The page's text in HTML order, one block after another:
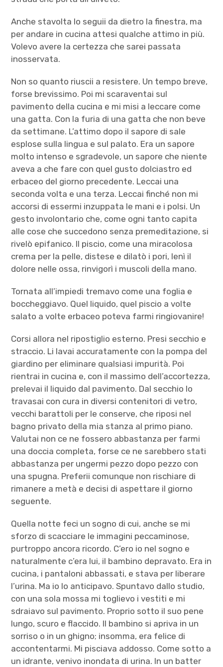
Anche stavolta lo seguii da dietro la finestra, ma
per andare in cucina attesi qualche attimo in più.
Volevo avere la certezza che sarei passata
inosservata.
Non so quanto riuscii a resistere. Un tempo breve,
forse brevissimo. Poi mi scaraventai sul
pavimento della cucina e mi misi a leccare come
una gatta. Con la furia di una gatta che non beve
da settimane. L’attimo dopo il sapore di sale
esplose sulla lingua e sul palato. Era un sapore
molto intenso e sgradevole, un sapore che niente
aveva a che fare con quel gusto dolciastro ed
erbaceo del giorno precedente. Leccai una
seconda volta e una terza. Leccai finché non mi
accorsi di essermi inzuppata le mani e i polsi. Un
gesto involontario che, come ogni tanto capita
alle cose che succedono senza premeditazione, si
rivelò epifanico. Il piscio, come una miracolosa
crema per la pelle, distese e dilatò i pori, lenì il
dolore nelle ossa, rinvigorì i muscoli della mano.
Tornata all’impiedi tremavo come una foglia e
boccheggiavo. Quel liquido, quel piscio a volte
salato a volte erbaceo poteva farmi ringiovanire!
Corsi allora nel ripostiglio esterno. Presi secchio e
straccio. Li lavai accuratamente con la pompa del
giardino per eliminare qualsiasi impurità. Poi
rientrai in cucina e, con il massimo dell’accortezza,
prelevai il liquido dal pavimento. Dal secchio lo
travasai con cura in diversi contenitori di vetro,
vecchi barattoli per le conserve, che riposi nel
bagno privato della mia stanza al primo piano.
Valutai non ce ne fossero abbastanza per farmi
una doccia completa, forse ce ne sarebbero stati
abbastanza per ungermi pezzo dopo pezzo con
una spugna. Preferii comunque non rischiare di
rimanere a metà e decisi di aspettare il giorno
seguente.
Quella notte feci un sogno di cui, anche se mi
sforzo di scacciare le immagini peccaminose,
purtroppo ancora ricordo. C’ero io nel sogno e
naturalmente c’era lui, il bambino depravato. Era in
cucina, i pantaloni abbassati, e stava per liberare
l’urina. Ma io lo anticipavo. Spuntavo dallo studio,
con una sola mossa mi toglievo i vestiti e mi
sdraiavo sul pavimento. Proprio sotto il suo pene
lungo, scuro e flaccido. Il bambino si apriva in un
sorriso o in un ghigno; insomma, era felice di
accontentarmi. Mi pisciava addosso. Come sotto a
un idrante, venivo inondata di urina. In un batter